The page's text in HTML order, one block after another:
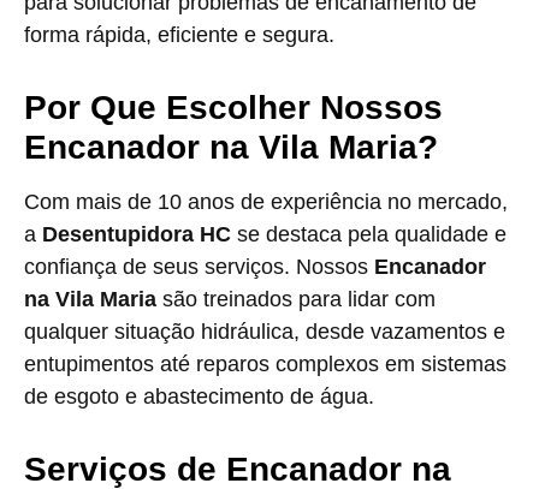
forma rápida, eficiente e segura.
Por Que Escolher Nossos
Encanador na Vila Maria?
Com mais de 10 anos de experiência no mercado,
a Desentupidora HC se destaca pela qualidade e
confiança de seus serviços. Nossos Encanador
na Vila Maria são treinados para lidar com
qualquer situação hidráulica, desde vazamentos e
entupimentos até reparos complexos em sistemas
de esgoto e abastecimento de água.
Serviços de Encanador na